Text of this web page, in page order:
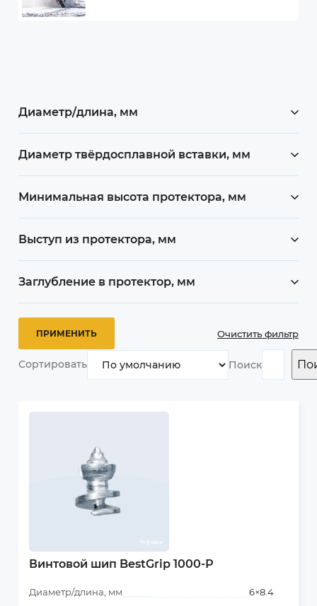
Диаметр/длина, мм
Диаметр твёрдосплавной вставки, мм
Минимальная высота протектора, мм
Выступ из протектора, мм
Заглубление в протектор, мм
Очистить фильтр
Сортировать Поиск
Винтовой шип BestGrip 1000-Р
Диаметр/длина, мм
6×8.4